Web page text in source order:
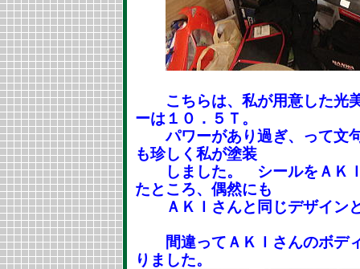
こちらは、私が用意した光
ーは１０．５Ｔ。
パワーがあり過ぎ、って文
も珍しく私が塗装
しました。 シールをＡＫＩ
たところ、偶然にも
ＡＫＩさんと同じデザイン
間違ってＡＫＩさんのボデ
りました。